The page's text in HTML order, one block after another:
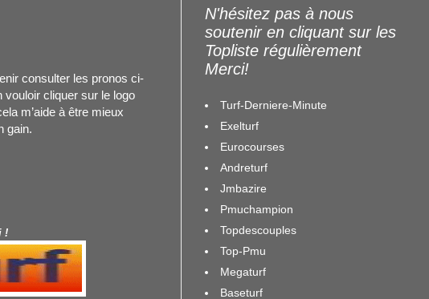
consulter les pronos ci-
cliquer sur le logo
m’aide à être mieux
gain.
!
N'hésitez pas à nous
soutenir en cliquant sur les
Topliste régulièrement
Merci!
Turf-Derniere-Minute
Exelturf
Eurocourses
Andreturf
Jmbazire
Pmuchampion
Topdescouples
Top-Pmu
Megaturf
Baseturf